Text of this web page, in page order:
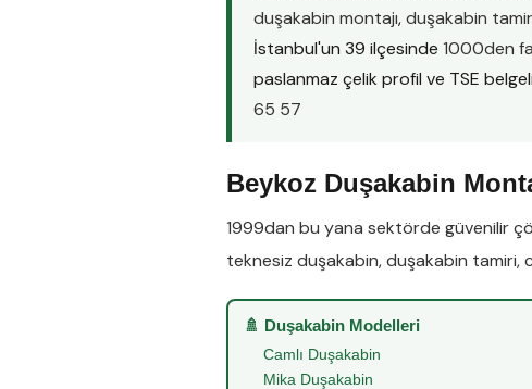
duşakabin montajı,duşakabin
İstanbul'un 39 ilçesinde 1000den
paslanmaz çelik profil ve TSE
65 57
Beykoz Duşakabin
1999dan bu yana sektörde güvenilir
teknesiz duşakabin,duşakabin tamiri,
🚿 Duşakabin Modelleri
Camlı Duşakabin
Mika Duşakabin